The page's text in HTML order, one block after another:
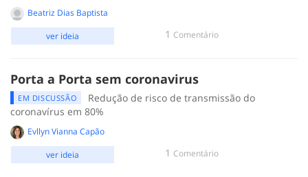
Beatriz Dias Baptista
1 Comentário
ver ideia
Porta a Porta sem coronavirus
EM DISCUSSÃO
Redução de risco de transmissão do
coronavírus em 80%
Evllyn Vianna Capão
1 Comentário
ver ideia